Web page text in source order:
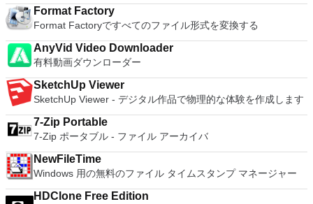
想マシンまたはMicrosoft Virtual PC仮想マシンもサポートして
います。
...
Format Factory
Format Factoryですべてのファイル形式を変換する
AnyVid Video Downloader
有料動画ダウンローダー
SketchUp Viewer
SketchUp Viewer - デジタル作品で物理的な体験を作成します
7-Zip Portable
7-Zip ポータブル - ファイル アーカイバ
NewFileTime
Windows 用の無料のファイル タイムスタンプ マネージャー
HDClone Free Edition